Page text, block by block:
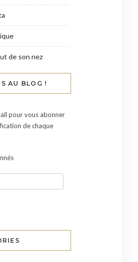
de son nez
AU BLOG !
pour vous abonner
de chaque